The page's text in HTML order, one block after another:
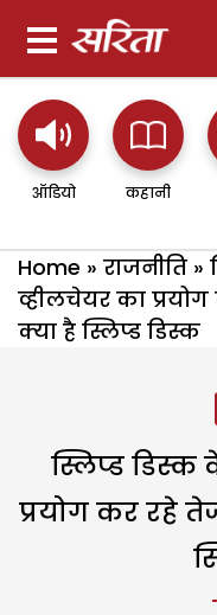
ऑडियो कहानी
Home » राजनीति »
व्हीलचेयर का
क्या है स्लिप्ड डिस्क
स्लिप्ड
प्रयोग कर रहे